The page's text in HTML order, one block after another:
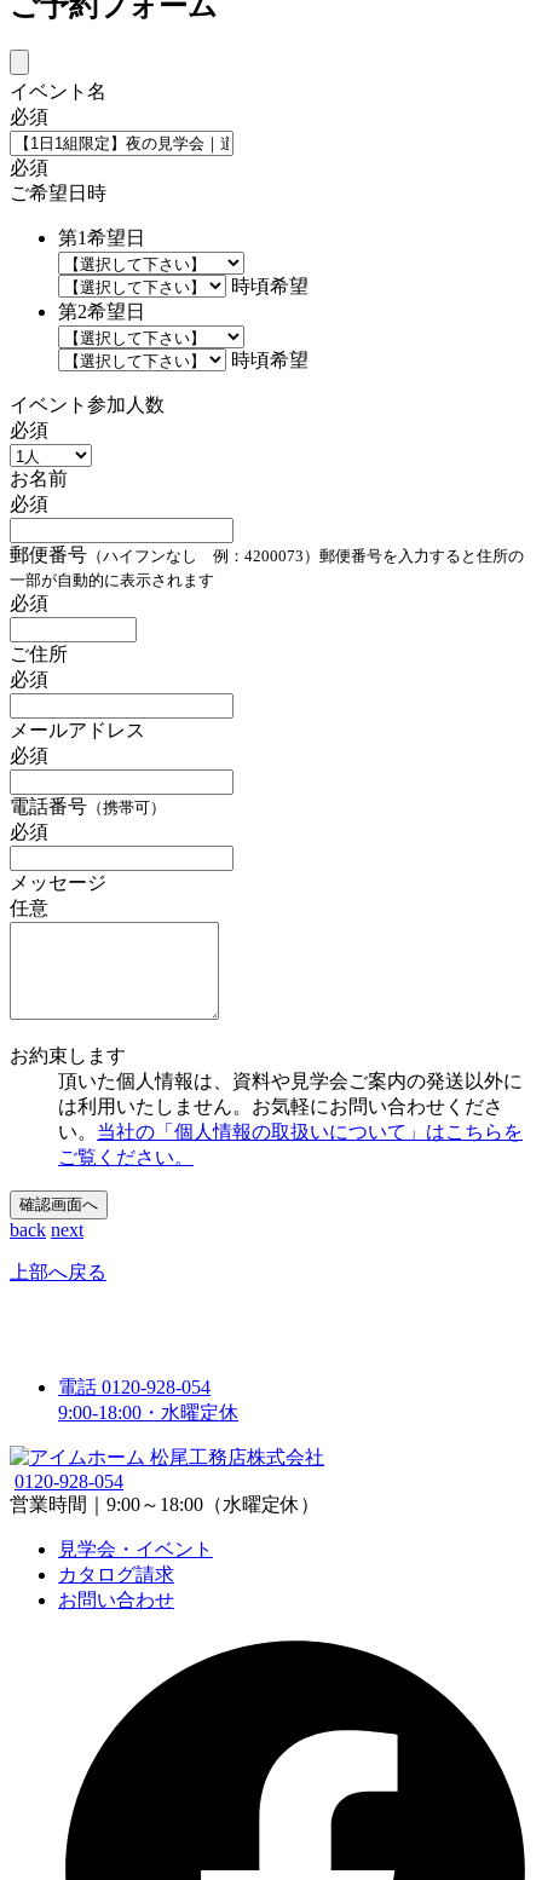
イベント名
必須
必須
ご希望日時
第1希望日
時頃希望
第2希望日
時頃希望
イベント参加人数
必須
お名前
必須
郵便番号 （ハイフンなし 例：4200073）郵便番号を入力すると住所の
一部が自動的に表示されます
必須
ご住所
必須
メールアドレス
必須
電話番号 （携帯可）
必須
メッセージ
任意
お約束します
頂いた個人情報は、資料や見学会ご案内の発送以外に
は利用いたしません。お気軽にお問い合わせくださ
い。 当社の「個人情報の取扱いについて」はこちらを
ご覧ください。
確認画面へ
back next
上部へ戻る
電話 0120-928-054
9:00-18:00・水曜定休
0120-928-054
営業時間｜9:00～18:00（水曜定休）
見学会・イベント
カタログ請求
お問い合わせ